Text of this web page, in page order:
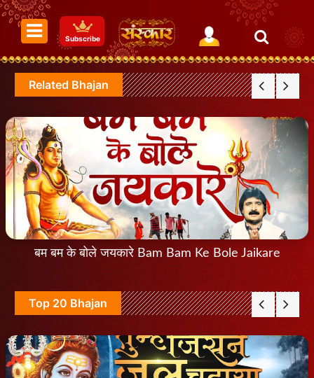
Subscribe
Related Bhajan
बम बम के बोले जयकारे Bam Bam Ke Bole Jaikare
Top 20 Bhajan